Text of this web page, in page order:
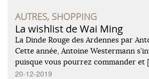
AUTRES, SHOPPING
La wishlist de Wai Ming
La Dinde Rouge des Ardennes par
Cette année, Antoine Westermann
puisque vous pourrez commander et
20-12-2019